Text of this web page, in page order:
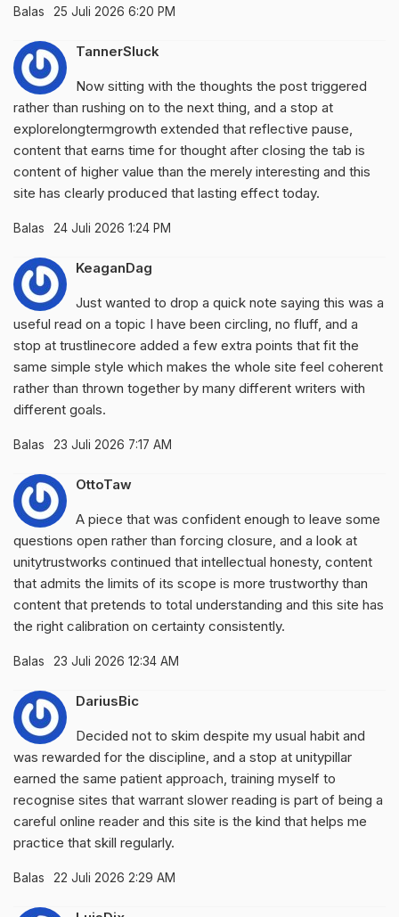
Balas 25 Juli 2026 6:20 PM
TannerSluck
Now sitting with the thoughts the post triggered
rather than rushing on to the next thing, and a stop at
explorelongtermgrowth extended that reflective pause,
content that earns time for thought after closing the tab is
content of higher value than the merely interesting and this
site has clearly produced that lasting effect today.
Balas 24 Juli 2026 1:24 PM
KeaganDag
Just wanted to drop a quick note saying this was a
useful read on a topic I have been circling, no fluff, and a
stop at trustlinecore added a few extra points that fit the
same simple style which makes the whole site feel coherent
rather than thrown together by many different writers with
different goals.
Balas 23 Juli 2026 7:17 AM
OttoTaw
A piece that was confident enough to leave some
questions open rather than forcing closure, and a look at
unitytrustworks continued that intellectual honesty, content
that admits the limits of its scope is more trustworthy than
content that pretends to total understanding and this site has
the right calibration on certainty consistently.
Balas 23 Juli 2026 12:34 AM
DariusBic
Decided not to skim despite my usual habit and
was rewarded for the discipline, and a stop at unitypillar
earned the same patient approach, training myself to
recognise sites that warrant slower reading is part of being a
careful online reader and this site is the kind that helps me
practice that skill regularly.
Balas 22 Juli 2026 2:29 AM